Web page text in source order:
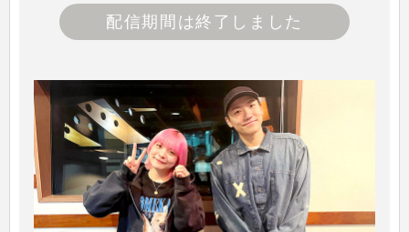
配信期間は終了しました